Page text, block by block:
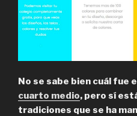
No se sabe bien cuál fue
cuarto medio, pero sí
tradiciones que se ha